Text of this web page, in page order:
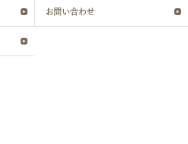
お問い合わせ